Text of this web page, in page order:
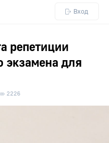
Вход
репетиции
экзамена для
2226